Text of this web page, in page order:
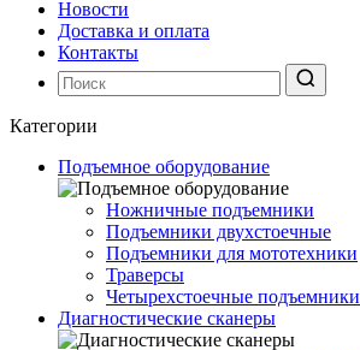
Новости
Доставка и оплата
Контакты
Категории
Подъемное оборудование
Ножничные подъемники
Подъемники двухстоечные
Подъемники для мототехники
Траверсы
Четырехстоечные подъемники
Диагностические сканеры